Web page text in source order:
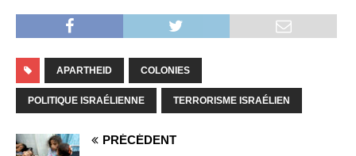
APARTHEID COLONIES
POLITIQUE ISRAÉLIENNE TERRORISME ISRAÉLIEN
PRÉCÉDENT